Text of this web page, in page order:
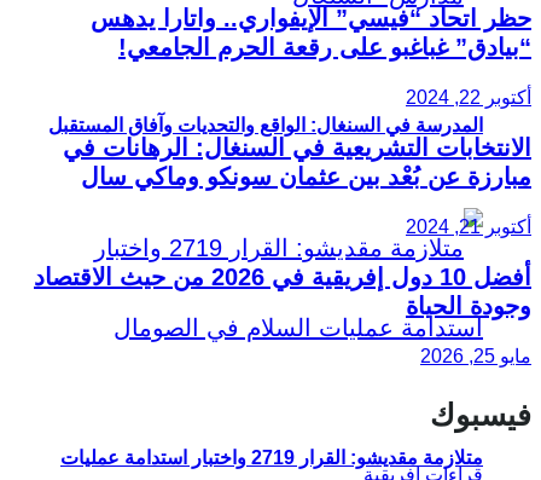
المدرسة في السنغال: الواقع والتحديات وآفاق المستقبل
متلازمة مقديشو: القرار 2719 واختبار استدامة عمليات
حظر اتحاد “فيسي” الإيفواري.. واتارا يدهس
“بيادق” غباغبو على رقعة الحرم الجامعي!
أكتوبر 22, 2024
الانتخابات التشريعية في السنغال: الرهانات في
مبارزة عن بُعْد بين عثمان سونكو وماكي سال
أكتوبر 21, 2024
أفضل 10 دول إفريقية في 2026 من حيث الاقتصاد
وجودة الحياة
مايو 25, 2026
فيسبوك